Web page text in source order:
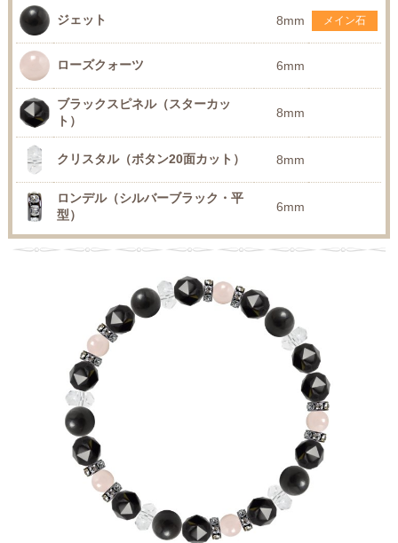
ジェット 8mm メイン石
ローズクォーツ 6mm
ブラックスピネル（スターカッ
ト）
8mm
クリスタル（ボタン20面カット） 8mm
ロンデル（シルバーブラック・平
型）
6mm